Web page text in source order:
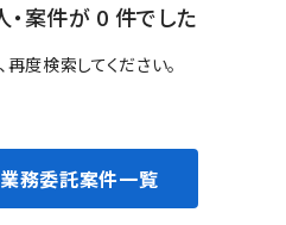
案件が 0 件でした
度検索してください。
業務委託案件一覧